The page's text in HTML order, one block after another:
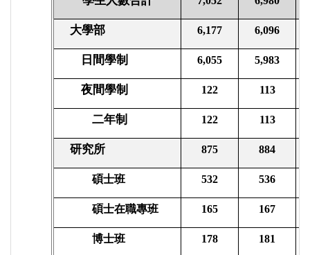
大學部 6,177 6,096
日間學制 6,055 5,983
夜間學制 122 113
二年制 122 113
研究所 875 884
碩士班 532 536
碩士在職專班 165 167
博士班 178 181